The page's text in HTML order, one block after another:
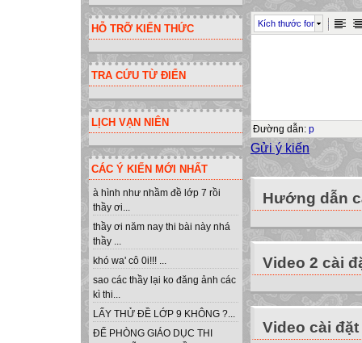
HỖ TRỠ KIẾN THỨC
TRA CỨU TỪ ĐIỂN
LỊCH VẠN NIÊN
CÁC Ý KIẾN MỚI NHẤT
à hình như nhầm đề lớp 7 rồi
thầy ơi...
thầy ơi năm nay thi bài này nhá
thầy ...
khó wa' cô 0i!!! ...
sao các thầy lại ko đăng ảnh các
kì thi...
LẤY THỬ ĐỀ LỚP 9 KHÔNG ?...
ĐỂ PHÒNG GIÁO DỤC THI
Năm 1956,
công bố kết quả
Thảo luận nhóm
1. Theo thang
2. Hãy kể tên và
Biết : Là khả
nhận diện thông
Hiểu : Là khả
diễn giải, giải
Vận dụng : Là
tin và kiến thức
Kích thước font
Đường dẫn: p
Gửi ý kiến
Hướng dẫn
Video 2 cài
Video cài đặt